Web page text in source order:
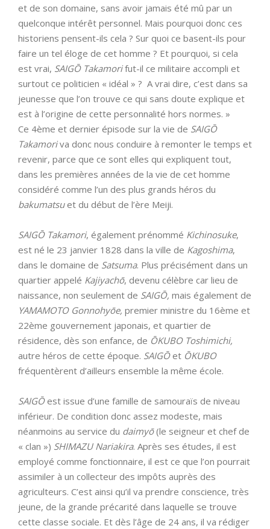
et de son domaine, sans avoir jamais été mû par un
quelconque intérêt personnel. Mais pourquoi donc ces
historiens pensent-ils cela ? Sur quoi ce basent-ils pour
faire un tel éloge de cet homme ? Et pourquoi, si cela
est vrai, SAIGŌ Takamorifut-il ce militaire accompli et
surtout ce politicien « idéal » ? A vrai dire, c’est dans sa
jeunesse que l’on trouve ce qui sans doute explique et
est à l’origine de cette personnalité hors normes. »
Ce 4ème et dernier épisode sur la vie de SAIGŌ
Takamoriva donc nous conduire à remonter le temps et
revenir, parce que ce sont elles qui expliquent tout,
dans les premières années de la vie de cet homme
considéré comme l’un des plus grands héros du
bakumatsuet du début de l’ère Meiji.
SAIGŌ Takamori, également prénommé Kichinosuke,
est né le 23 janvier 1828 dans la ville de Kagoshima,
dans le domaine de Satsuma. Plus précisément dans un
quartier appelé Kajiyachō, devenu célèbre car lieu de
naissance, non seulement de SAIGŌ, mais également de
YAMAMOTO Gonnohyōe, premier ministre du 16ème et
22ème gouvernement japonais, et quartier de
résidence, dès son enfance, de ŌKUBO Toshimichi,
autre héros de cette époque. SAIGŌet ŌKUBO
fréquentèrent d’ailleurs ensemble la même école.
SAIGŌest issue d’une famille de samouraïs de niveau
inférieur. De condition donc assez modeste, mais
néanmoins au service du daimyō(le seigneur et chef de
« clan ») SHIMAZU Nariakira. Après ses études, il est
employé comme fonctionnaire, il est ce que l’on pourrait
assimiler à un collecteur des impôts auprès des
agriculteurs. C’est ainsi qu’il va prendre conscience, très
jeune, de la grande précarité dans laquelle se trouve
cette classe sociale. Et dès l’âge de 24 ans, il va rédiger